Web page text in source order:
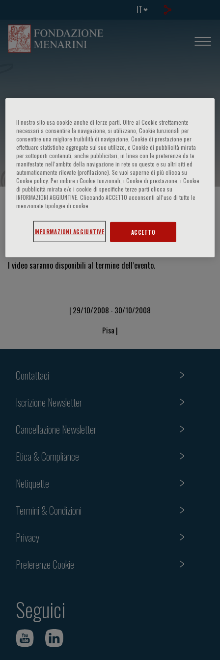
IT
Ninth international congress -
Advances in management of
malignancies
HOME PAGE / CORSI ED EVENTI
Video & Slide
I video saranno disponibili al termine dell’evento.
| 29/10/2008 - 30/10/2008
Pisa |
Contattaci
Iscrizione Newsletter
Cancellazione Newsletter
Etica & Compliance
Netiquette
Termini & Condizioni
Privacy
Preferenze Cookie
Seguici
Il nostro sito usa cookie anche di terze parti. Oltre ai Cookie strettamente
necessari a consentire la navigazione, si utilizzano, Cookie funzionali per
consentire una migliore fruibilità di navigazione, Cookie di prestazione per
effettuare statistiche aggregate sul suo utilizzo, e Cookie di pubblicità mirata
per sottoporti contenuti, anche pubblicitari, in linea con le preferenze da te
manifestate nell‘ambito della navigazione in rete su questo e su altri siti ed
automaticamente rilevate (profilazione). Se vuoi saperne di più clicca su
Cookie policy. Per inibire i Cookie funzionali, i Cookie di prestazione, i Cookie
di pubblicità mirata e/o i cookie di specifiche terze parti clicca su
INFORMAZIONI AGGIUNTIVE. Cliccando ACCETTO acconsenti all’uso di tutte le
menzionate tipologie di cookie.
INFORMAZIONI AGGIUNTIVE ACCETTO